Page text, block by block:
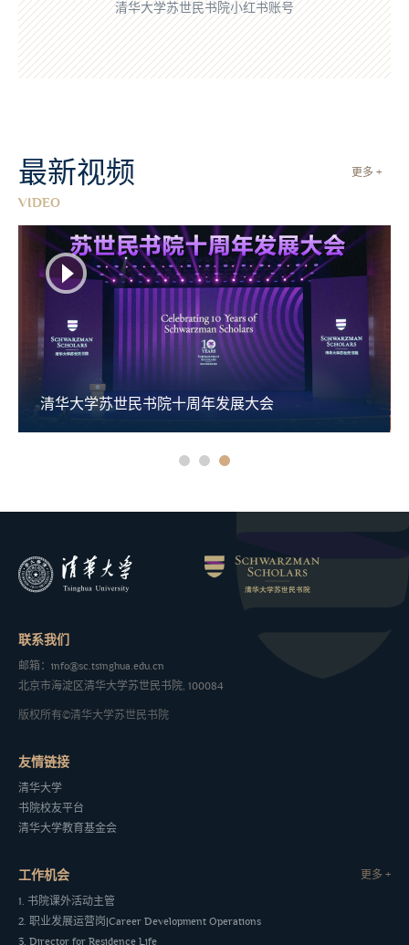
清华大学苏世民书院小红书账号
更多 +
最新视频
VIDEO
清华大学苏世民书院十周年发展大会
联系我们
邮箱：info@sc.tsinghua.edu.cn
北京市海淀区清华大学苏世民书院, 100084
版权所有©清华大学苏世民书院
友情链接
清华大学
书院校友平台
清华大学教育基金会
工作机会 更多 +
1. 书院课外活动主管
2. 职业发展运营岗|Career Development Operations
3. Director for Residence Life